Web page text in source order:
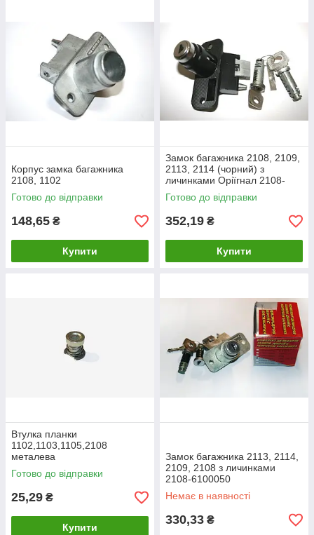
Корпус замка багажника
2108, 1102
Готово до відправки
148,65 ₴
Купити
Замок багажника 2108, 2109,
2113, 2114 (чорний) з
личинками Оріїгнал 2108-
6305010 (замки ляди та
дверей)
Готово до відправки
352,19 ₴
Купити
Втулка планки
1102,1103,1105,2108
металева
Готово до відправки
25,29 ₴
Купити
Замок багажника 2113, 2114,
2109, 2108 з личинками
2108-6100050
Немає в наявності
330,33 ₴